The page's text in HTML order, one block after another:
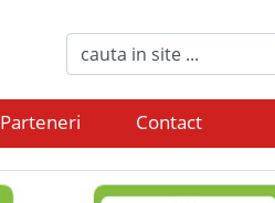
Parteneri Contact